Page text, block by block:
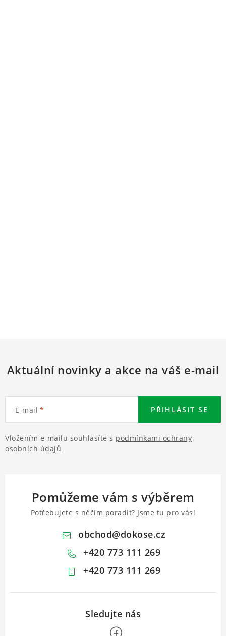
Aktuální novinky a akce na váš e-mail
E-mail
Vložením e-mailu souhlasíte s podmínkami ochrany
osobních údajů
PŘIHLÁSIT SE
Pomůžeme vám s výběrem
Potřebujete s něčím poradit? Jsme tu pro vás!
obchod@dokose.cz
+420 773 111 269
+420 773 111 269